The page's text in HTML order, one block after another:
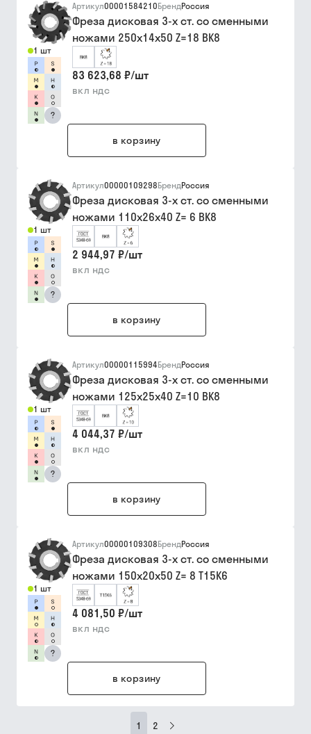
1 шт
?
Артикул00001584210БрендРоссия
Фреза дисковая 3-х ст. со сменными
ножами 250х14х50 Z=18 ВК8
83 623,68 ₽/шт
вкл ндс
в корзину
1 шт
?
Артикул00000109298БрендРоссия
Фреза дисковая 3-х ст. со сменными
ножами 110х26х40 Z= 6 ВК8
2 944,97 ₽/шт
вкл ндс
в корзину
1 шт
?
Артикул00000115994БрендРоссия
Фреза дисковая 3-х ст. со сменными
ножами 125х25х40 Z=10 ВК8
4 044,37 ₽/шт
вкл ндс
в корзину
1 шт
?
Артикул00000109308БрендРоссия
Фреза дисковая 3-х ст. со сменными
ножами 150х20х50 Z= 8 Т15К6
4 081,50 ₽/шт
вкл ндс
в корзину
1 2